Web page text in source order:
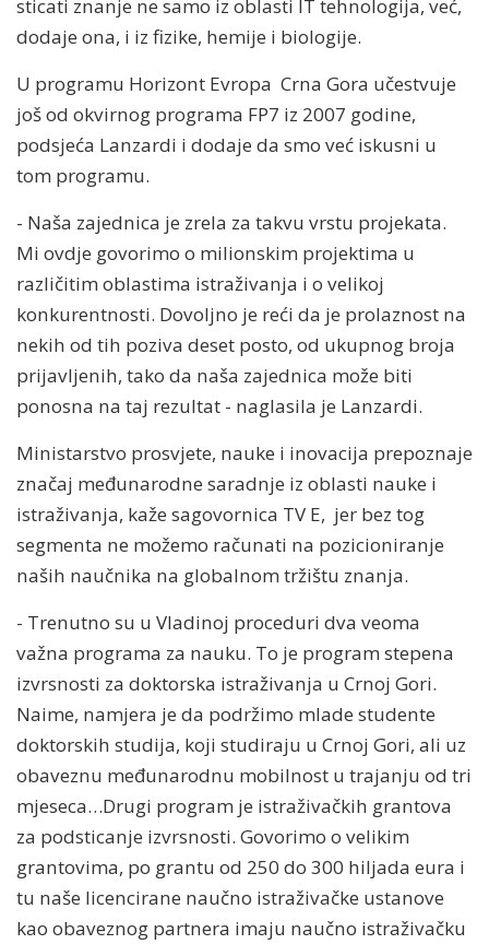
sticati znanje ne samo iz oblasti IT tehnologija, već,
dodaje ona, i iz fizike, hemije i biologije.
U programu Horizont Evropa Crna Gora učestvuje
još od okvirnog programa FP7 iz 2007 godine,
podsjeća Lanzardi i dodaje da smo već iskusni u
tom programu.
- Naša zajednica je zrela za takvu vrstu projekata.
Mi ovdje govorimo o milionskim projektima u
različitim oblastima istraživanja i o velikoj
konkurentnosti. Dovoljno je reći da je prolaznost na
nekih od tih poziva deset posto, od ukupnog broja
prijavljenih, tako da naša zajednica može biti
ponosna na taj rezultat - naglasila je Lanzardi.
Ministarstvo prosvjete, nauke i inovacija prepoznaje
značaj međunarodne saradnje iz oblasti nauke i
istraživanja, kaže sagovornica TV E, jer bez tog
segmenta ne možemo računati na pozicioniranje
naših naučnika na globalnom tržištu znanja.
- Trenutno su u Vladinoj proceduri dva veoma
važna programa za nauku. To je program stepena
izvrsnosti za doktorska istraživanja u Crnoj Gori.
Naime, namjera je da podržimo mlade studente
doktorskih studija, koji studiraju u Crnoj Gori, ali uz
obaveznu međunarodnu mobilnost u trajanju od tri
mjeseca…Drugi program je istraživačkih grantova
za podsticanje izvrsnosti. Govorimo o velikim
grantovima, po grantu od 250 do 300 hiljada eura i
tu naše licencirane naučno istraživačke ustanove
kao obaveznog partnera imaju naučno istraživačku